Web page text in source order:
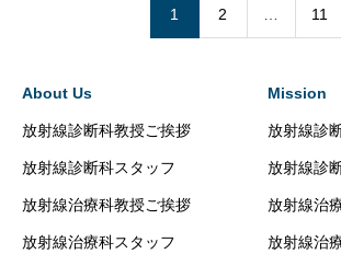
1 2 11
About Us
放射線診断科教授ご挨拶
放射線診断科スタッフ
放射線治療科教授ご挨拶
放射線治療科スタッフ
Mission
放射線診
放射線診
放射線治
放射線治